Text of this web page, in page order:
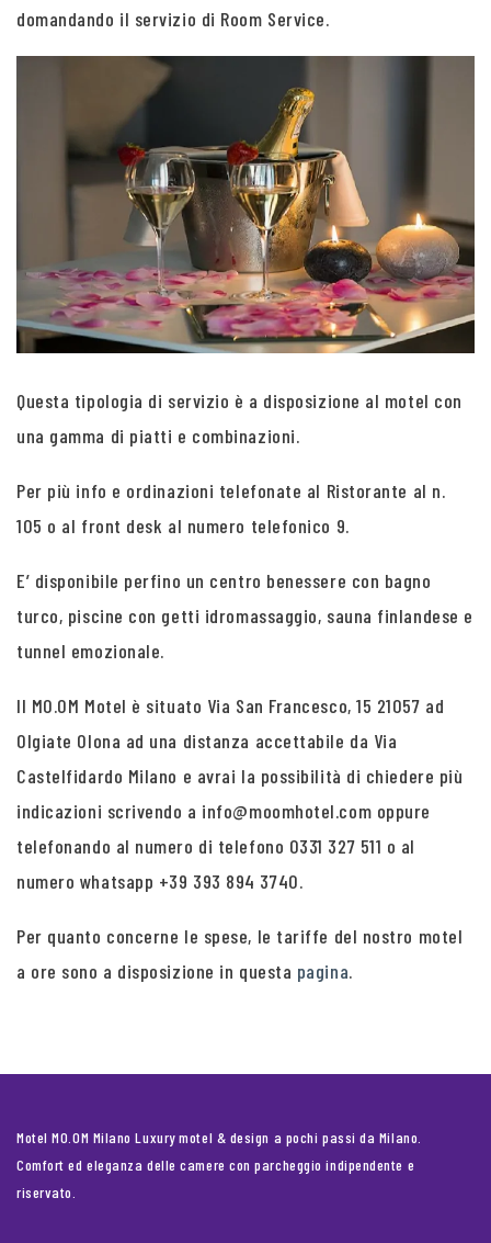
domandando il servizio di Room Service.
Questa tipologia di servizio è a disposizione al motel con
una gamma di piatti e combinazioni.
Per più info e ordinazioni telefonate al Ristorante al n.
105 o al front desk al numero telefonico 9.
E’ disponibile perfino un centro benessere con bagno
turco, piscine con getti idromassaggio, sauna finlandese e
tunnel emozionale.
Il MO.OM Motel è situato Via San Francesco, 15 21057 ad
Olgiate Olona ad una distanza accettabile da Via
Castelfidardo Milano e avrai la possibilità di chiedere più
indicazioni scrivendo a info@moomhotel.com oppure
telefonando al numero di telefono 0331 327 511 o al
numero whatsapp +39 393 894 3740.
Per quanto concerne le spese, le tariffe del nostro motel
a ore sono a disposizione in questa pagina.
Motel MO.OM Milano Luxury motel & design a pochi passi da Milano.
Comfort ed eleganza delle camere con parcheggio indipendente e
riservato.